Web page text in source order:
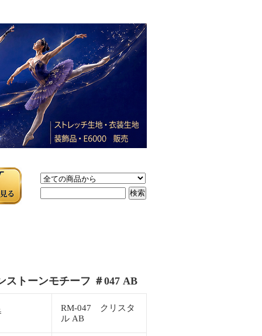
ストーンモチーフ ＃047 AB
RM-047 クリスタ
ル AB